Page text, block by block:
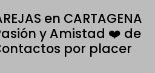
en CARTAGENA
y Amistad ❤️ de
por placer